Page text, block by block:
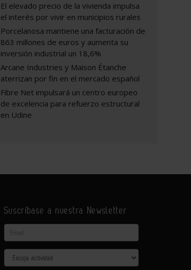
El elevado precio de la vivienda impulsa
el interés por vivir en municipios rurales
Porcelanosa mantiene una facturación de
863 millones de euros y aumenta su
inversión industrial un 18,6%
Arcane Industries y Maison Étanche
aterrizan por fin en el mercado español
Fibre Net impulsará un centro europeo
de excelencia para refuerzo estructural
en Udine
Suscríbase a nuestra Newsletter
Email
Actividad